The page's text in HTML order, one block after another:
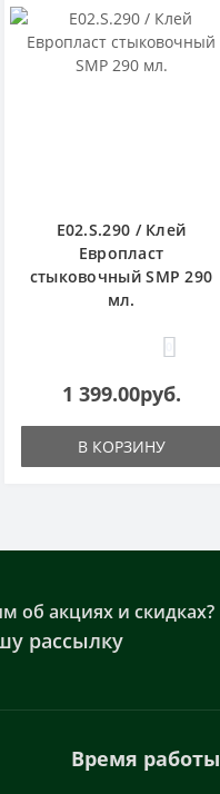
E02.S.290 / Клей
Европласт
стыковочный SMP 290
мл.
1 399.00руб.
В КОРЗИНУ
об акциях и скидках?
рассылку
Время работы